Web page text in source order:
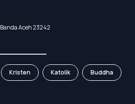
Aceh 23242
Kristen Katolik Buddha